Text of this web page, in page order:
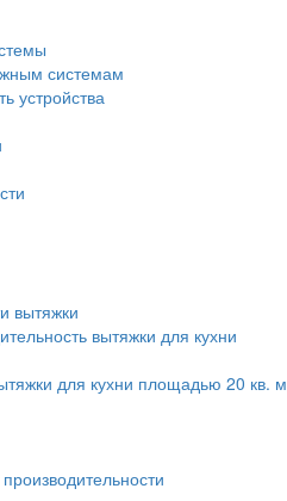
системам
устройства
вытяжки
вытяжки для кухни
для кухни площадью 20 кв. м